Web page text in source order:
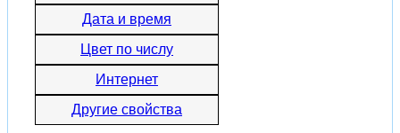
Дата и время
Цвет по числу
Интернет
Другие свойства